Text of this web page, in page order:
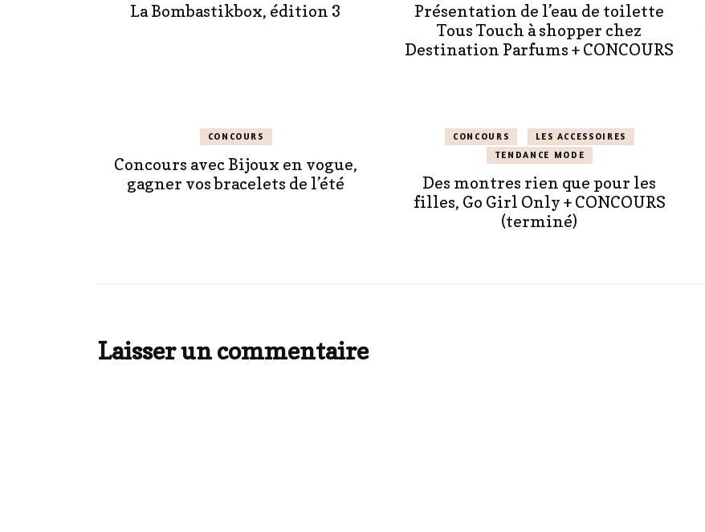
La Bombastikbox, édition 3
Présentation de l’eau de toilette
Tous Touch à shopper chez
Destination Parfums + CONCOURS
CONCOURS
Concours avec Bijoux en vogue,
gagner vos bracelets de l’été
CONCOURS
LES ACCESSOIRES
TENDANCE MODE
Des montres rien que pour les
filles, Go Girl Only + CONCOURS
(terminé)
Laisser un commentaire